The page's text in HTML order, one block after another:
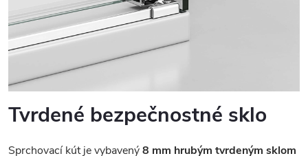
Tvrdené bezpečnostné sklo
Sprchovací kút je vybavený8 mm hrubým tvrdeným sklom